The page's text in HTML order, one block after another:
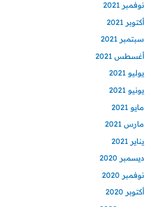
نوفمبر 2021
أكتوبر 2021
سبتمبر 2021
أغسطس 2021
يوليو 2021
يونيو 2021
مايو 2021
مارس 2021
يناير 2021
ديسمبر 2020
نوفمبر 2020
أكتوبر 2020